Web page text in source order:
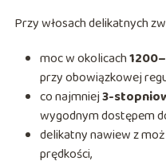
Przy włosach delikatnych
moc w okolicach
przy obowiązkowej
co najmniej3-
wygodnym dostępem
delikatny nawiew z
prędkości,